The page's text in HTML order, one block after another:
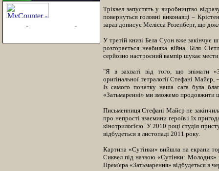
- -
Тріквел запустять у виробництво
повернуться головні виконавці –
зараз дописує Мелісса Розенберг, що
У третій книзі Бела Суон вже закінчує
розгорається неабияка війна. Біля
серйозно настроєний вампір шукає
"Я в захваті від того, що знімати
оригінальної тетралогії Стефані
Із самого початку наша сага була
«Затьмаренні» ми зможемо продовжити
Письменниця Стефані Майєр не
про непрості взаємини героїв і їх
кінотрилогією. У 2010 році студія
відбудеться в листопаді 2011 року.
Картина «Сутінки» вийшла на екрани
Сиквел під назвою «Сутінки: Молодик»
Прем'єра «Затьмарення» відбудеться в